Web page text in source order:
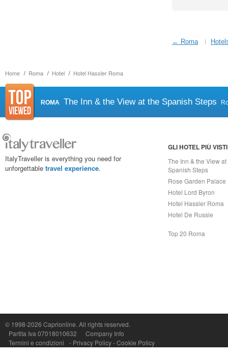
Home Roma Hotel Hotel Hassler Roma
← Roma
ROMA The Inn & the View at the Spanish Steps
ItalyTraveller is everything you need for
unforgettable travel experience.
GLI HOTEL PIÙ VISTI
The Inn & the View at
Spanish Steps
Rose Garden Palace
Hotel Lord Byron
Hotel Hassler Roma
Hotel De Russie
Top 20 Roma
© 1998-2026 Caprionline. All rights reserved.
Partita Iva 07018010632
Company Info
Termini e condizioni
- Privacy Policy-Cookie Policy
Capri On Line Srl, Via Le Botteghe 10a - 80073 CAPRI (NA) Italy
P.Iva, C.F. e n.Reg.Imprese Napoli: 07018010632 - Rea n.557643